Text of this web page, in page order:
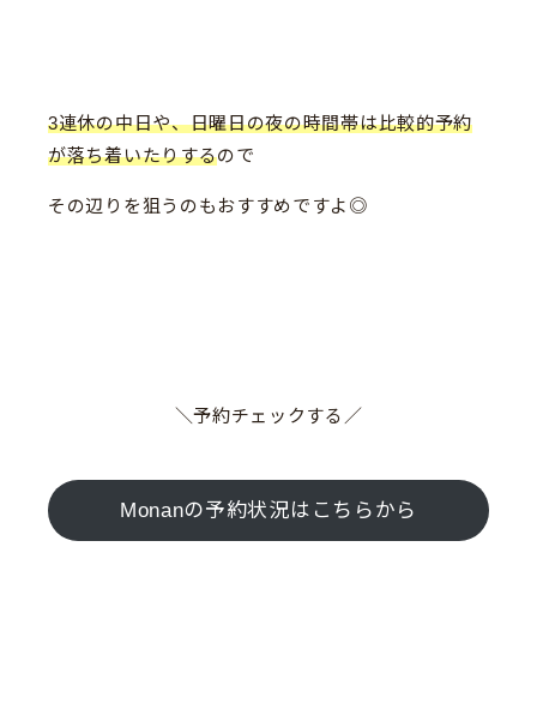
3連休の中日や、日曜日の夜の時間帯は比較的予約
が落ち着いたりするので
その辺りを狙うのもおすすめですよ◎
＼予約チェックする／
Monanの予約状況はこちらから